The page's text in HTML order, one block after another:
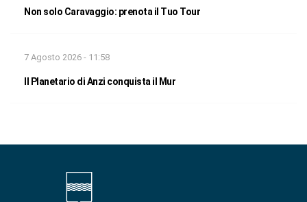
Non solo Caravaggio: prenota il Tuo Tour
7 Agosto 2026 - 11:58
Il Planetario di Anzi conquista il Mur